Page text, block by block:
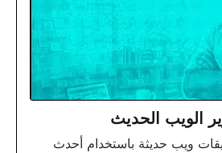
الويب الحديث
ويب حديثة باستخدام أحدث